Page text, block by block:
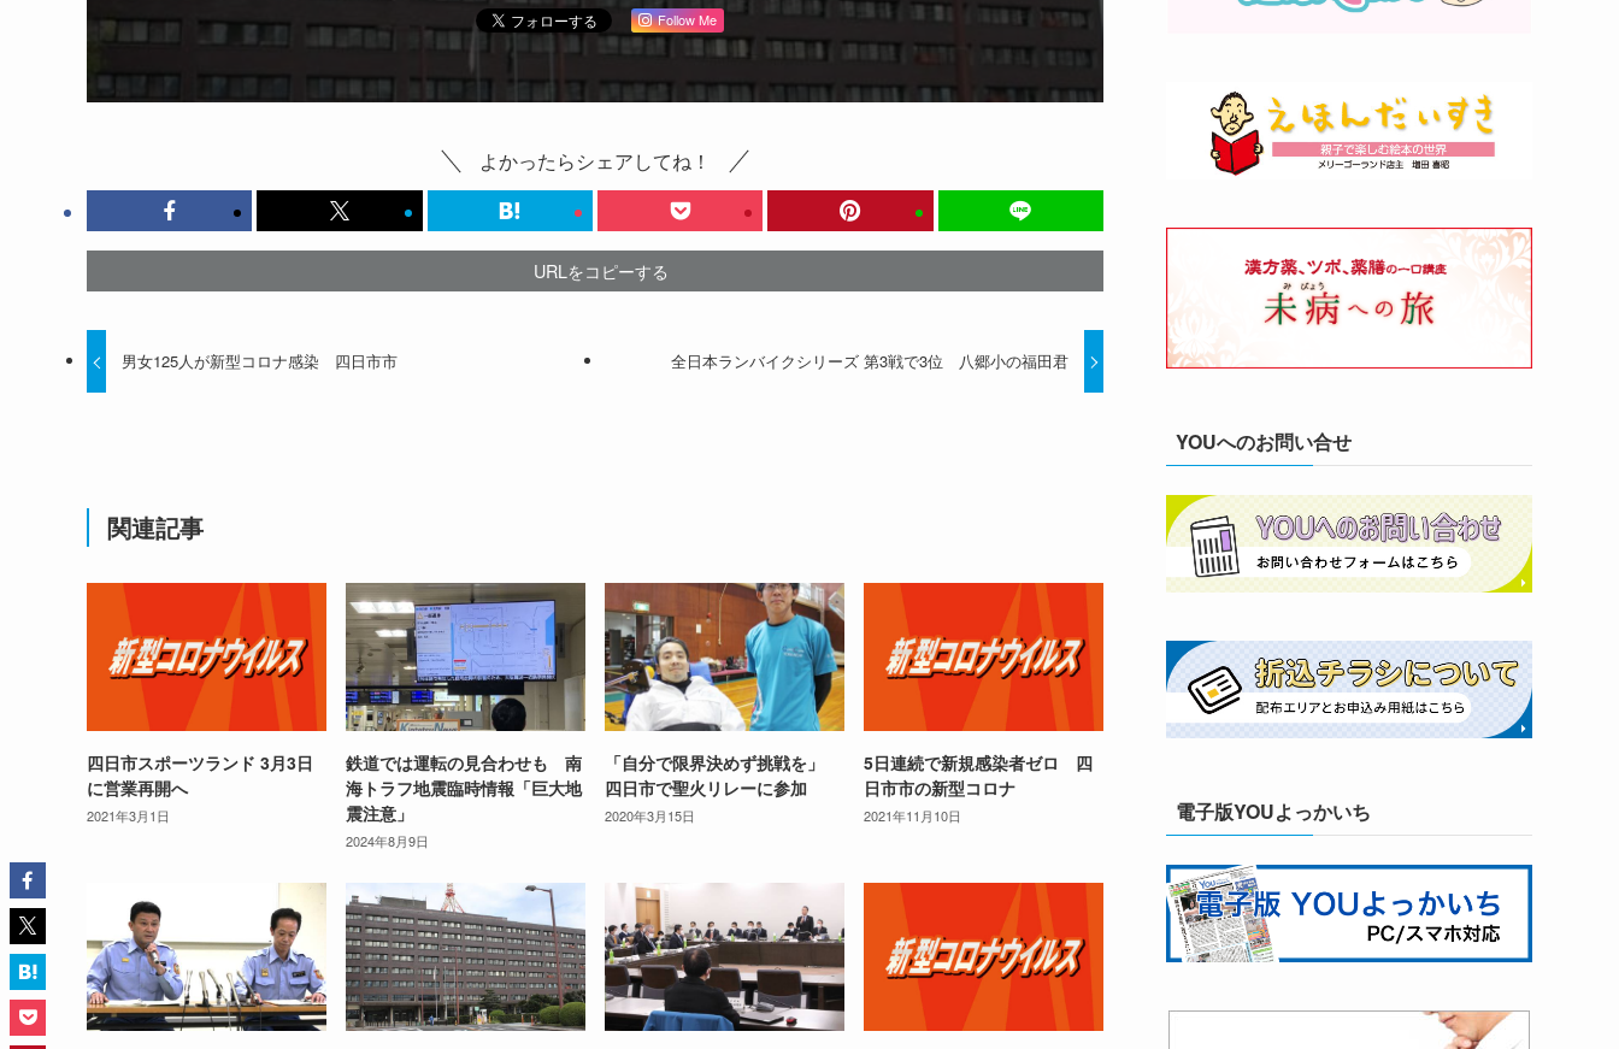
Follow Me
よかったらシェアしてね！
URLをコピーする
男女125人が新型コロナ感染 四日市市 全日本ランバイクシリーズ 第3戦で3位 八郷小の福田君
関連記事
四日市スポーツランド 3月3日
に営業再開へ
2021年3月1日
鉄道では運転の見合わせも 南
海トラフ地震臨時情報「巨大地
震注意」
2024年8月9日
「自分で限界決めず挑戦を」
四日市で聖火リレーに参加
2020年3月15日
5日連続で新規感染者ゼロ 四
日市市の新型コロナ
2021年11月10日
YOUへのお問い合せ
電子版YOUよっかいち